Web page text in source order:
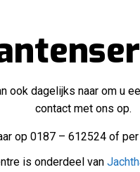
ook dagelijks naar om u
contact met ons op.
op 0187 – 612524 of
is onderdeel van